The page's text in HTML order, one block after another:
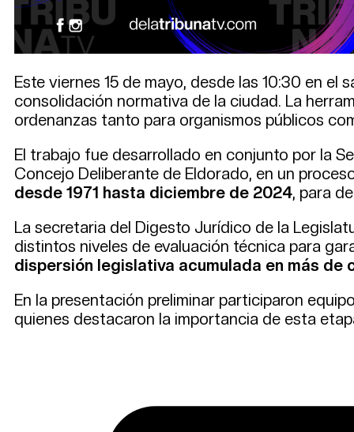
Este viernes 15 de mayo, desde las 10:30 en
consolidación normativa de la ciudad. La
ordenanzas tanto para organismos públicos
El trabajo fue desarrollado en conjunto por la
Concejo Deliberante de Eldorado, en un
desde 1971 hasta diciembre de 2024, para
La secretaria del Digesto Jurídico de la
distintos niveles de evaluación técnica para
dispersión legislativa acumulada en más de
En la presentación preliminar participaron
quienes destacaron la importancia de esta